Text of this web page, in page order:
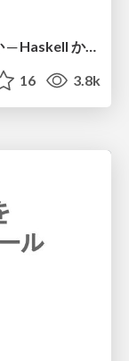
アルゴリズムは何を圧縮しているのか ─ Haskell から育った「圧縮代数」というメンタルモデル
16 3.8k